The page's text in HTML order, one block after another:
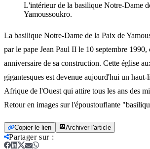
L'intérieur de la basilique Notre-Dame
Yamoussoukro.
La basilique Notre-Dame de la Paix de
par le pape Jean Paul II le 10 septembre 1990,
anniversaire de sa construction. Cette église
gigantesques est devenue aujourd'hui un haut-
Afrique de l'Ouest qui attire tous les ans des
Retour en images sur l'époustouflante
Copier le lien Archiver l'article
Partager sur: